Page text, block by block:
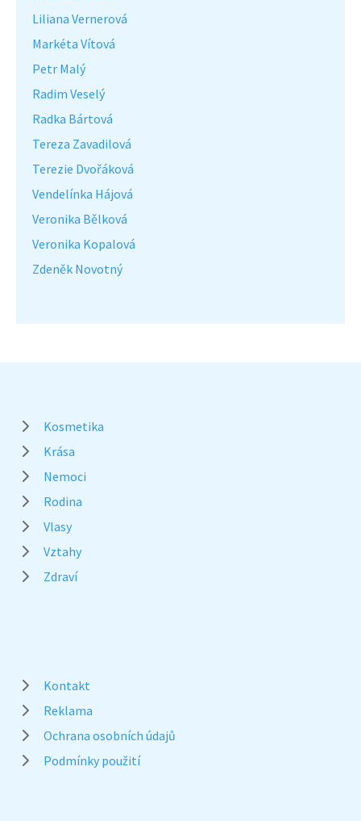
Liliana Vernerová
Markéta Vítová
Petr Malý
Radim Veselý
Radka Bártová
Tereza Zavadilová
Terezie Dvořáková
Vendelínka Hájová
Veronika Bělková
Veronika Kopalová
Zdeněk Novotný
Kosmetika
Krása
Nemoci
Rodina
Vlasy
Vztahy
Zdraví
Kontakt
Reklama
Ochrana osobních údajů
Podmínky použití